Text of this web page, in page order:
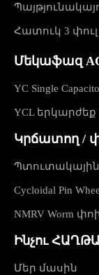
Հատուկ 3 փուլ
Մեկաֆազ
YC Single
YCL
Կրճատող /
Cycloidal Pin
NMRV Worm
Ինչու
Մեր մասին